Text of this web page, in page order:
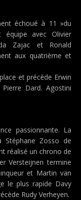
échoué à 11 »du
avec Olivier
Zajac et Ronald
aux quatrième et
et précède Erwin
Dard. Agostini
passionnante. La
Stéphane Zosso de
réalisé un chrono de
Versteijnen termine
et Martin van
le plus rapide Davy
Rudy Verheyen.